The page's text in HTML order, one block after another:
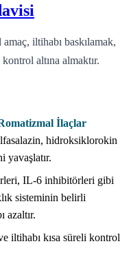
iltihabı baskılamak,
altına almaktır.
İlaçlar
hidroksiklorokin
yavaşlatır.
IL-6 inhibitörleri gibi
sisteminin belirli
azaltır.
iltihabı kısa süreli kontrol